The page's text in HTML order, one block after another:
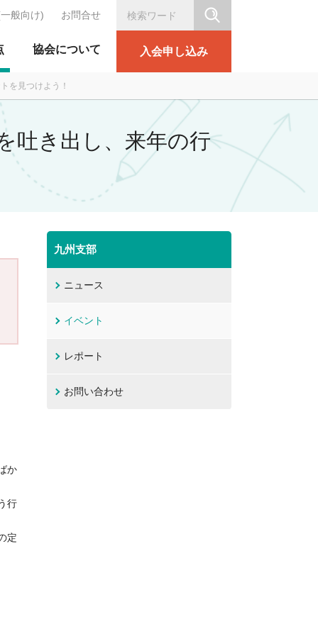
テーション協会
協会について 入会申し込み
般向け) お問合せ
を見つけよう！
吐き出し、来年の行
か
行
定
九州支部
ニュース
イベント
レポート
お問い合わせ